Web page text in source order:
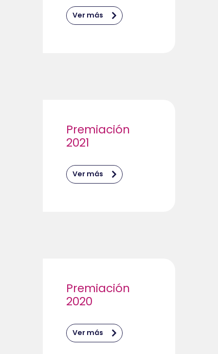
Ver más
Premiación
2021
Ver más
Premiación
2020
Ver más